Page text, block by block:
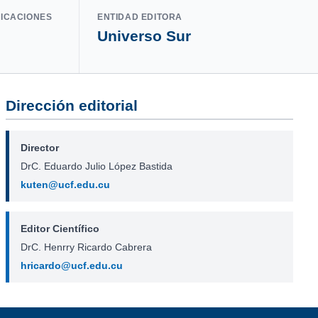
ENTIDAD EDITORA
Universo Sur
Dirección editorial
Director
DrC. Eduardo Julio López Bastida
kuten@ucf.edu.cu
Editor Científico
DrC. Henrry Ricardo Cabrera
hricardo@ucf.edu.cu